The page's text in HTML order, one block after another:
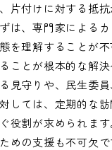
片付けに対する抵
は、専門家による
を理解することが
ことが根本的な解
見守りや、民生委
しては、定期的な
役割が求められま
めの支援も不可欠